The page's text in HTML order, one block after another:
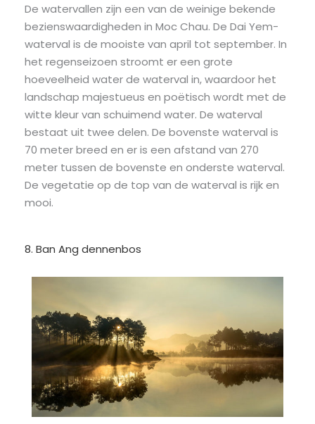
De watervallen zijn een van de weinige bekende
bezienswaardigheden in Moc Chau. De Dai Yem-
waterval is de mooiste van april tot september. In
het regenseizoen stroomt er een grote
hoeveelheid water de waterval in, waardoor het
landschap majestueus en poëtisch wordt met de
witte kleur van schuimend water. De waterval
bestaat uit twee delen. De bovenste waterval is
70 meter breed en er is een afstand van 270
meter tussen de bovenste en onderste waterval.
De vegetatie op de top van de waterval is rijk en
mooi.
8. Ban Ang dennenbos